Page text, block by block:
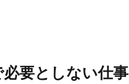
要としない仕事